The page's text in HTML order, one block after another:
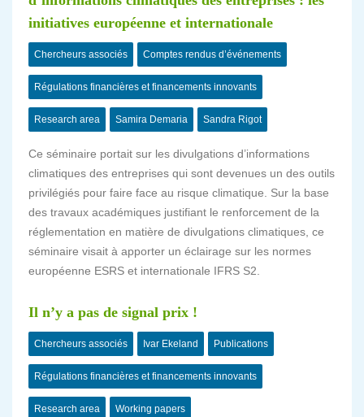
initiatives européenne et internationale
Chercheurs associés Comptes rendus d’événements
Régulations financières et financements innovants
Research area Samira Demaria Sandra Rigot
Ce séminaire portait sur les divulgations d’informations
climatiques des entreprises qui sont devenues un des outils
privilégiés pour faire face au risque climatique. Sur la base
des travaux académiques justifiant le renforcement de la
réglementation en matière de divulgations climatiques, ce
séminaire visait à apporter un éclairage sur les normes
européenne ESRS et internationale IFRS S2.
Il n’y a pas de signal prix !
Chercheurs associés Ivar Ekeland Publications
Régulations financières et financements innovants
Research area Working papers